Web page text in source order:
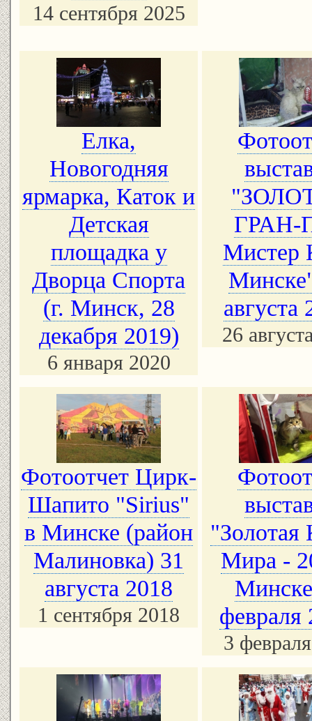
14 сентября 2025
Елка,
Новогодняя
ярмарка, Каток и
Детская
площадка у
Дворца Спорта
(г. Минск, 28
декабря 2019)
6 января 2020
ГРАН-
Мистер
августа
26
Фотоотчет Цирк-
Шапито "Sirius"
в Минске (район
Малиновка) 31
августа 2018
1 сентября 2018
"Золотая
Мира -
февраля
3